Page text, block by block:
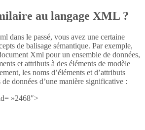
au langage XML ?
dans le passé, vous avez une certaine
de balisage sémantique. Par exemple,
Xml pour un ensemble de données,
et attributs à des éléments de modèle
les noms d’éléments et d’attributs
données d’une manière significative :
»2468″>